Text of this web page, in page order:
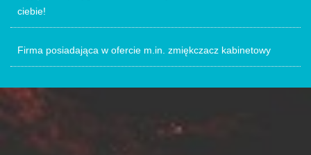
ciebie!
Firma posiadająca w ofercie m.in. zmiękczacz kabinetowy